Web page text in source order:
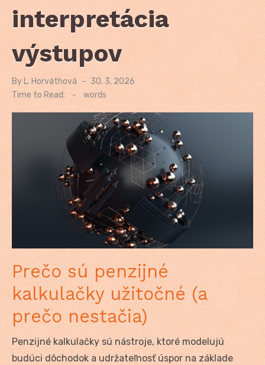
interpretácia
výstupov
By L. Horváthová
Posted
on
30. 3. 2026
Time to Read:
- words
Prečo sú penzijné
kalkulačky užitočné (a
prečo nestačia)
Penzijné kalkulačky sú nástroje, ktoré modelujú
budúci dôchodok a udržateľnosť úspor na základe